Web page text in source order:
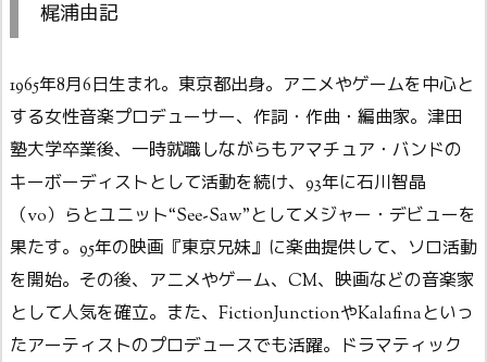
梶浦由記
1965年8月6日生まれ。東京都出身。アニメやゲームを中心と
する女性音楽プロデューサー、作詞・作曲・編曲家。津田
塾大学卒業後、一時就職しながらもアマチュア・バンドの
キーボーディストとして活動を続け、93年に石川智晶
（vo）らとユニット“See-Saw”としてメジャー・デビューを
果たす。95年の映画『東京兄妹』に楽曲提供して、ソロ活動
を開始。その後、アニメやゲーム、CM、映画などの音楽家
として人気を確立。また、FictionJunctionやKalafinaといっ
たアーティストのプロデュースでも活躍。ドラマティック